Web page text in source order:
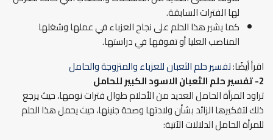
لها الفترات السابقة.
كما يشير هذا الحلم على نجاح العزباء في عملها وشغلها
المناصب العليا أو تفوقها في دراستها.
اقرأ أيضًا:تفسير حلم الثعبان للعزباء والمتزوجة والحامل
2- تفسير حلم الثعبان الاسود الكبير
للحامل
تراود المرأة الحامل العديد من الأحلام طوال فترات نومها، حيث يرجع
ذلك لتفكيرها الزائد بشأن ولادتها وصحة جنينها، حيث يحمل هذا الحلم
للمرأة الحامل الدلالات الآتية: